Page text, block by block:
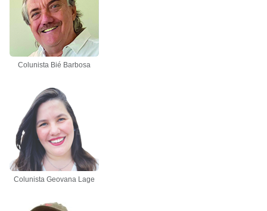
Colunista Bié Barbosa
Colunista Geovana Lage